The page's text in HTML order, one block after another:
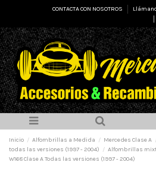
CONTACTA CON NOSOTROS
Inicio Alfombrillas a Medida Mercedes Clase A
todas las versiones (1997 - 2004)
Alfombrillas
W168 Clase A Todas las versiones (1997 - 2004)